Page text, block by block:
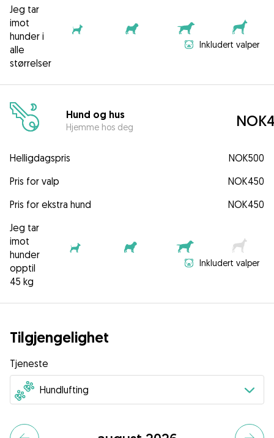
Jeg tar
imot
hunder i
alle
størrelser
Inkludert valper
Hund og hus
Hjemme hos deg
Helligdagspris
NOK500
Pris for valp
NOK450
Pris for ekstra hund
NOK450
Jeg tar
imot
hunder
opptil
45 kg
Inkludert valper
Tilgjengelighet
Tjeneste